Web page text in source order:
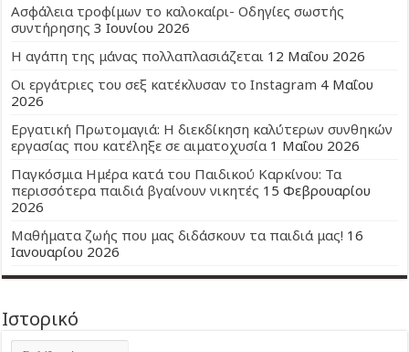
Ασφάλεια τροφίμων το καλοκαίρι- Οδηγίες σωστής
συντήρησης 3 Ιουνίου 2026
Η αγάπη της μάνας πολλαπλασιάζεται 12 Μαΐου 2026
Οι εργάτριες του σεξ κατέκλυσαν το Instagram 4 Μαΐου
2026
Εργατική Πρωτομαγιά: Η διεκδίκηση καλύτερων συνθηκών
εργασίας που κατέληξε σε αιματοχυσία 1 Μαΐου 2026
Παγκόσμια Ημέρα κατά του Παιδικού Καρκίνου: Τα
περισσότερα παιδιά βγαίνουν νικητές 15 Φεβρουαρίου
2026
Μαθήματα ζωής που μας διδάσκουν τα παιδιά μας! 16
Ιανουαρίου 2026
Ιστορικό
Ιστορικό